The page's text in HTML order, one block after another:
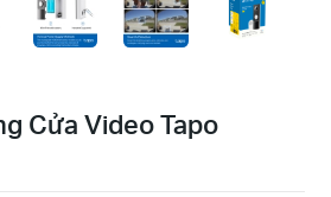
Cửa Video Tapo